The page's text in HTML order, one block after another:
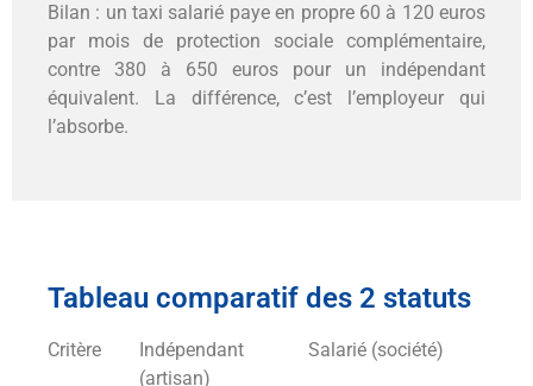
Bilan : un taxi salarié paye en propre 60 à 120 euros
par mois de protection sociale complémentaire,
contre 380 à 650 euros pour un indépendant
équivalent. La différence, c’est l’employeur qui
l’absorbe.
Tableau comparatif des 2 statuts
Critère
Indépendant
(artisan)
Salarié (société)